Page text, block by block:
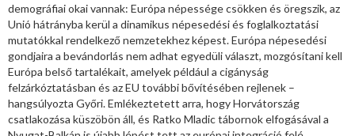
demográfiai okai vannak: Európa népessége csökken és öregszik, az
Unió hátrányba kerül a dinamikus népesedési és foglalkoztatási
mutatókkal rendelkező nemzetekhez képest. Európa népesedési
gondjaira a bevándorlás nem adhat egyedüli választ, mozgósítani kell
Európa belső tartalékait, amelyek például a cigányság
felzárkóztatásban és az EU további bővítésében rejlenek –
hangsúlyozta Győri. Emlékeztetett arra, hogy Horvátország
csatlakozása küszöbön áll, és Ratko Mladic tábornok elfogásával a